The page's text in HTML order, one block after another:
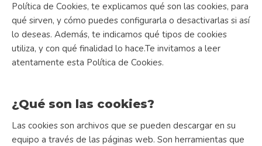
Política de Cookies, te explicamos qué son las cookies, para
qué sirven, y cómo puedes configurarla o desactivarlas si así
lo deseas. Además, te indicamos qué tipos de cookies
utiliza, y con qué finalidad lo hace.Te invitamos a leer
atentamente esta Política de Cookies.
¿Qué son las cookies?
Las cookies son archivos que se pueden descargar en su
equipo a través de las páginas web. Son herramientas que